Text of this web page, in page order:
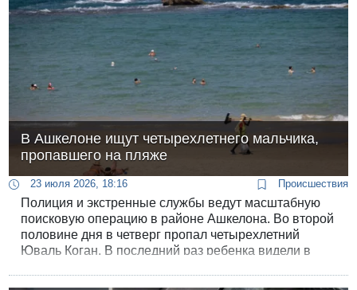
обвиняемый систематически применял силу к своей
супруге и двум другим несовершеннолетним детям.
В Ашкелоне ищут четырехлетнего мальчика,
пропавшего на пляже
23 июля 2026, 18:16 Происшествия
Полиция и экстренные службы ведут масштабную
поисковую операцию в районе Ашкелона. Во второй
половине дня в четверг пропал четырехлетний
Юваль Коган. В последний раз ребенка видели в